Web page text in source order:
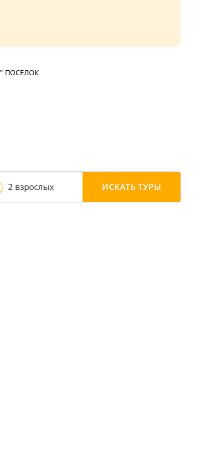
ПОСЕЛОК
2 взрослых ИСКАТЬ ТУРЫ